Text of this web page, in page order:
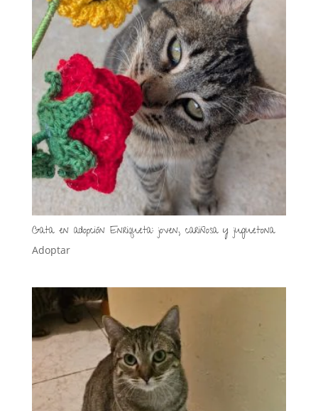
Gata en adopción Enriqueta: joven, cariñosa y juguetona
Adoptar